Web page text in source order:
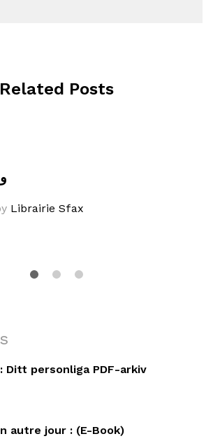
Related Posts
Librairie Sfax
Ditt personliga PDF-arkiv
autre jour : (E-Book)